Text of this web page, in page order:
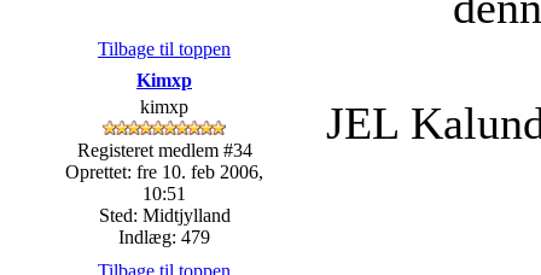
Tilbage til toppen
Kimxp
kimxp
Registeret medlem #34
Oprettet: fre 10. feb 2006,
10:51
Sted: Midtjylland
Indlæg: 479
JEL
Tilbage til toppen